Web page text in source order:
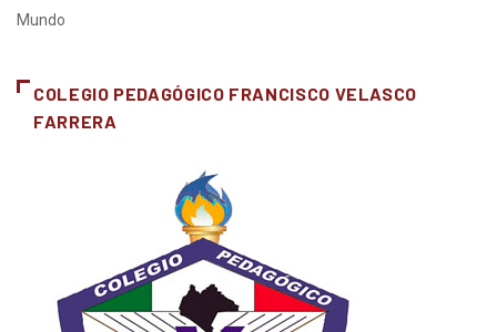
Mundo
COLEGIO PEDAGÓGICO FRANCISCO VELASCO
FARRERA